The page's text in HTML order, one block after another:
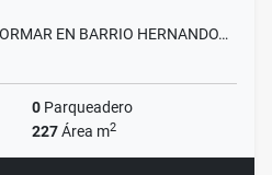
EN BARRIO HERNANDO…
0 Parqueadero
227Área m2